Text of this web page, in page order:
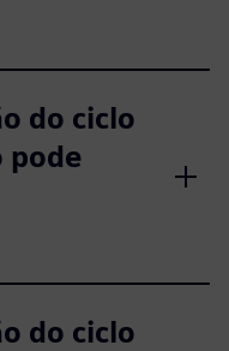
do ciclo
pode
do ciclo